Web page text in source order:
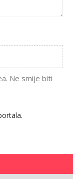
Ne smije biti